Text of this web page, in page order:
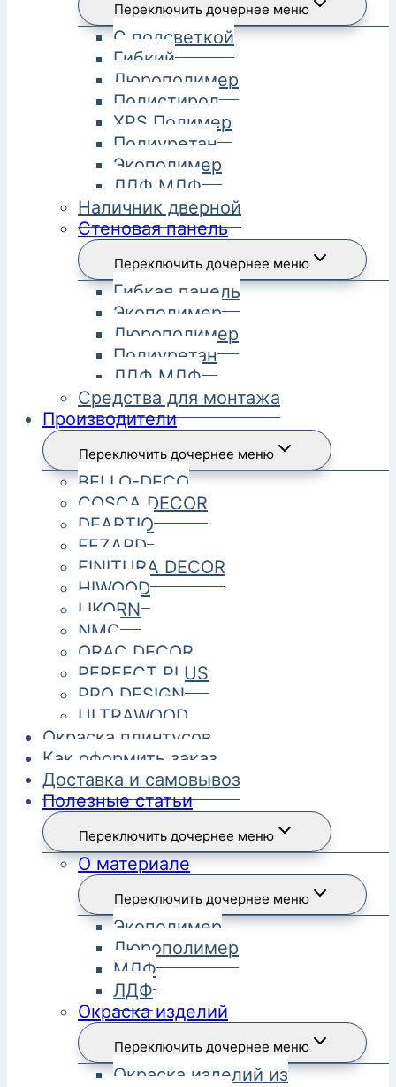
Переключить дочернее меню
С подсветкой
Гибкий
Дюрополимер
Полистирол
XPS Полимер
Полиуретан
Экополимер
ЛДФ МДФ
Наличник дверной
Стеновая панель
Переключить дочернее меню
Гибкая панель
Экополимер
Дюрополимер
Полиуретан
ЛДФ МДФ
Средства для монтажа
Производители
Переключить дочернее меню
BELLO-DECO
COSCA DECOR
DEARTIO
FEZARD
FINITURA DECOR
HIWOOD
LIKORN
NMC
ORAC DECOR
PERFECT PLUS
PRO DESIGN
ULTRAWOOD
Окраска плинтусов
Как оформить заказ
Доставка и самовывоз
Полезные статьи
Переключить дочернее меню
О материале
Переключить дочернее меню
Экополимер
Дюрополимер
МДФ
ЛДФ
Окраска изделий
Переключить дочернее меню
Окраска изделий из